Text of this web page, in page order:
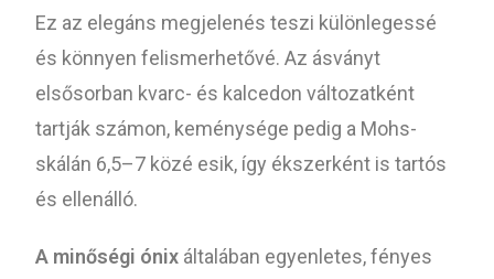
Ez az elegáns megjelenés teszi különlegessé
és könnyen felismerhetővé. Az ásványt
elsősorban kvarc- és kalcedon változatként
tartják számon, keménysége pedig a Mohs-
skálán 6,5–7 közé esik, így ékszerként is tartós
és ellenálló.
A minőségi ónix általában egyenletes, fényes